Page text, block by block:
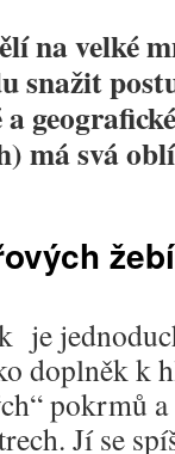
na velké
snažit
má svá
je
doplněk
pokrmů
Jí se